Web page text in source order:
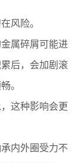
风险。
属碎屑可能进
后，会加剧滚
。
这种影响会更
内外圈受力不